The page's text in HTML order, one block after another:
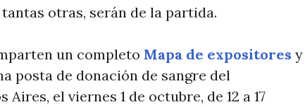
otras, serán de la partida.
un completo Mapa de expositores y
posta de donación de sangre del
el viernes 1 de octubre, de 12 a 17